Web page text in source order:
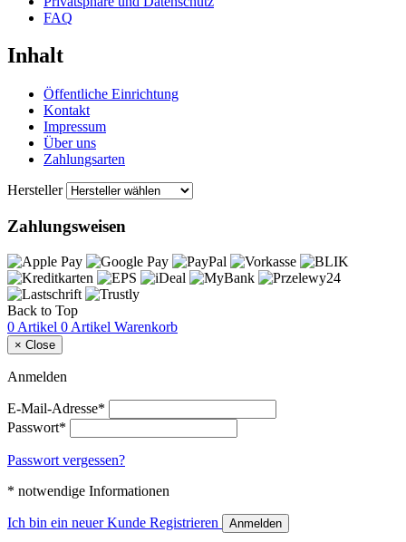
FAQ
Inhalt
Öffentliche Einrichtung
Kontakt
Impressum
Über uns
Zahlungsarten
Hersteller
Zahlungsweisen
Back to Top
0 Artikel 0 Artikel Warenkorb
× Close
Anmelden
E-Mail-Adresse*
Passwort*
Passwort vergessen?
* notwendige Informationen
Ich bin ein neuer Kunde Registrieren Anmelden